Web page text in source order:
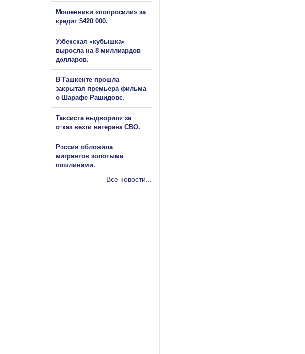
Мошенники «попросили» за
кредит $420 000.
Узбекская «кубышка»
выросла на 8 миллиардов
долларов.
В Ташкенте прошла
закрытая премьера фильма
о Шарафе Рашидове.
Таксиста выдворили за
отказ везти ветерана СВО.
Россия обложила
мигрантов золотыми
пошлинами.
Все новости...